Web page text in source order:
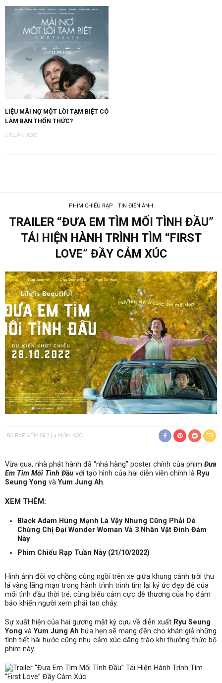
LIỆU MÃI NỢ MỘT LỜI TẠM BIỆT CÓ
LÀM BẠN THỔN THỨC?
1 TUẦN AGO
PHIM CHIẾU RẠP TIN ĐIỆN ẢNH
TRAILER “ĐƯA EM TÌM MỐI TÌNH ĐẦU”
TÁI HIỆN HÀNH TRÌNH TÌM “FIRST
LOVE” ĐẦY CẢM XÚC
RA RẠP XEM GÌ ? 4 NĂM AGO
Vừa qua, nhà phát hành đã “nhá hàng” poster chính của phim Đưa
Em Tìm Mối Tình Đầu với tạo hình của hai diễn viên chính là Ryu
Seung Yong vàYum Jung Ah.
XEM THÊM:
Black Adam Hùng Mạnh Là Vậy Nhưng Cũng Phải Dè
Chừng Chị Đại Wonder Woman Và 3 Nhân Vật Đình Đám
Này
Phim Chiếu Rạp Tuần Này (21/10/2022)
Hình ảnh đôi vợ chồng cùng ngồi trên xe giữa khung cảnh trời thu
lá vàng lãng mạn trong hành trình trình tìm lại ký ức đẹp đẽ của
mối tình đầu thời trẻ, cùng biểu cảm cực dễ thương của họ đảm
bảo khiến người xem phải tan chảy.
Sự xuất hiện của hai gương mặt kỳ cựu về diễn xuất Ryu Seung
Yong vàYum Jung Ah hứa hẹn sẽ mang đến cho khán giả những
tình tiết hài hước cũng như cảm xúc dâng trào khi thưởng thức bộ
phim này.